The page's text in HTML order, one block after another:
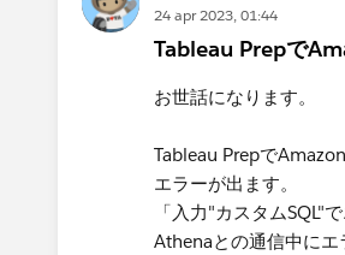
24 apr 2023, 01:44
Tableau Prepで
お世話になります。
Tableau Prepで
エラーが出ます。
「入力"カスタムSQL"
Athenaとの通信中にエ